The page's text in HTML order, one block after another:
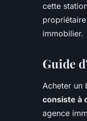
cette
immobilier.
Guide
Acheter un
consiste à
agence